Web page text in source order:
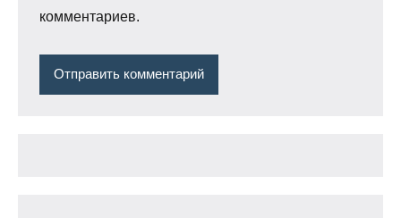
комментариев.